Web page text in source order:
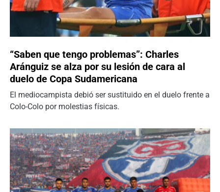
“Saben que tengo problemas”: Charles
Aránguiz se alza por su lesión de cara al
duelo de Copa Sudamericana
El mediocampista debió ser sustituido en el duelo frente a
Colo-Colo por molestias físicas.